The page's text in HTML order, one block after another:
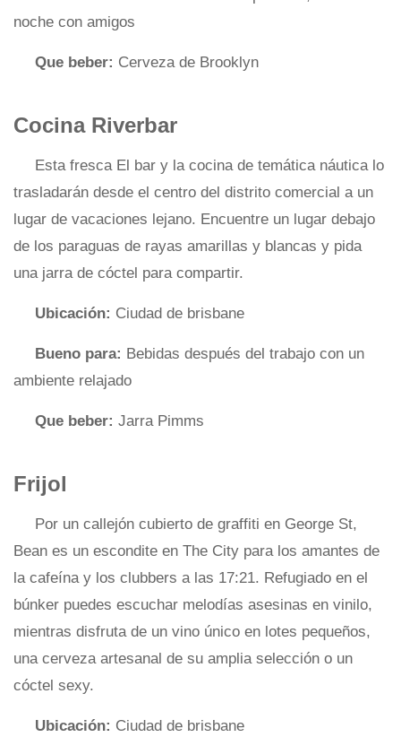
noche con amigos
Que beber: Cerveza de Brooklyn
Cocina Riverbar
Esta fresca El bar y la cocina de temática náutica lo
trasladarán desde el centro del distrito comercial a un
lugar de vacaciones lejano. Encuentre un lugar debajo
de los paraguas de rayas amarillas y blancas y pida
una jarra de cóctel para compartir.
Ubicación: Ciudad de brisbane
Bueno para: Bebidas después del trabajo con un
ambiente relajado
Que beber: Jarra Pimms
Frijol
Por un callejón cubierto de graffiti en George St,
Bean es un escondite en The City para los amantes de
la cafeína y los clubbers a las 17:21. Refugiado en el
búnker puedes escuchar melodías asesinas en vinilo,
mientras disfruta de un vino único en lotes pequeños,
una cerveza artesanal de su amplia selección o un
cóctel sexy.
Ubicación: Ciudad de brisbane